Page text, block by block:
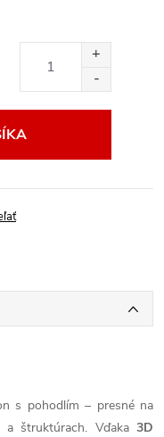
s pohodlím – presné na
štruktúrach. Vďaka 3D